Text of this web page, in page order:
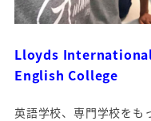
Lloyds
English College
英語学校、専門学校をも